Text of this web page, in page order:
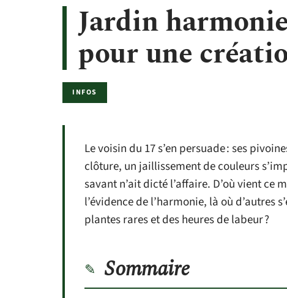
Jardin
pour une
INFOS
Le voisin du 17 s’en persuade : ses
clôture, un jaillissement de couleurs
savant n’ait dicté l’affaire. D’où vient
l’évidence de l’harmonie, là où d’autres
plantes rares et des heures de labeur ?
Sommaire